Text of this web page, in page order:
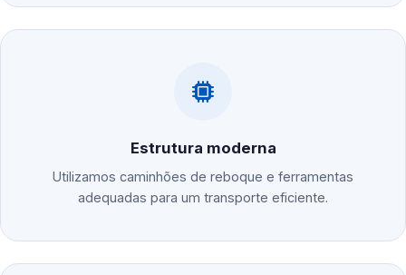
Estrutura moderna
Utilizamos caminhões de reboque e ferramentas
adequadas para um transporte eficiente.